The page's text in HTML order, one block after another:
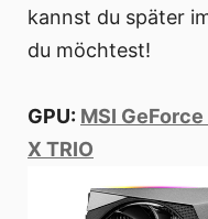
kannst du später
du möchtest!
GPU: MSI
X TRIO